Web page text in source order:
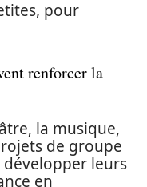
pour
renforcer la
la musique,
de groupe
leurs
en